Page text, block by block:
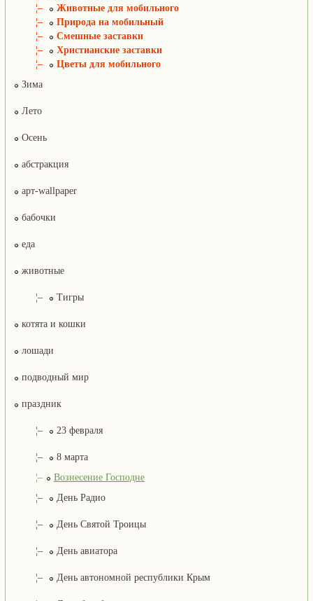
¦–
Животные для мобильного
¦–
Природа на мобильный
¦–
Смешные заставки
¦–
Христианские заставки
¦–
Цветы для мобильного
Зима
Лето
Осень
абстракция
арт-wallpaper
бабочки
еда
животные
¦– Тигры
котята и кошки
лошади
подводный мир
праздник
¦– 23 февраля
¦–
8 марта
¦–
Вознесение Господне
¦–
День Радио
¦– День Святой Троицы
¦– День авиатора
¦– День автономной республики Крым